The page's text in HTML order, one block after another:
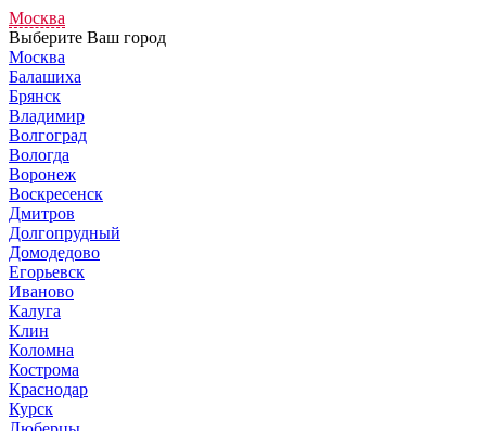
Москва
Выберите Ваш город
Москва
Балашиха
Брянск
Владимир
Волгоград
Вологда
Воронеж
Воскресенск
Дмитров
Долгопрудный
Домодедово
Егорьевск
Иваново
Калуга
Клин
Коломна
Кострома
Краснодар
Курск